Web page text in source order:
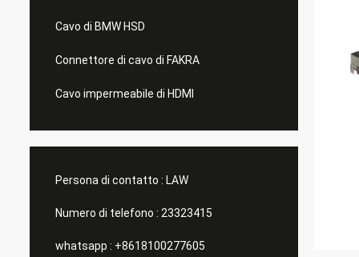
Cavo di BMW HSD
Connettore di cavo di FAKRA
Cavo impermeabile di HDMI
Persona di contatto : LAW
Numero di telefono : 23323415
whatsapp : +8618100277605